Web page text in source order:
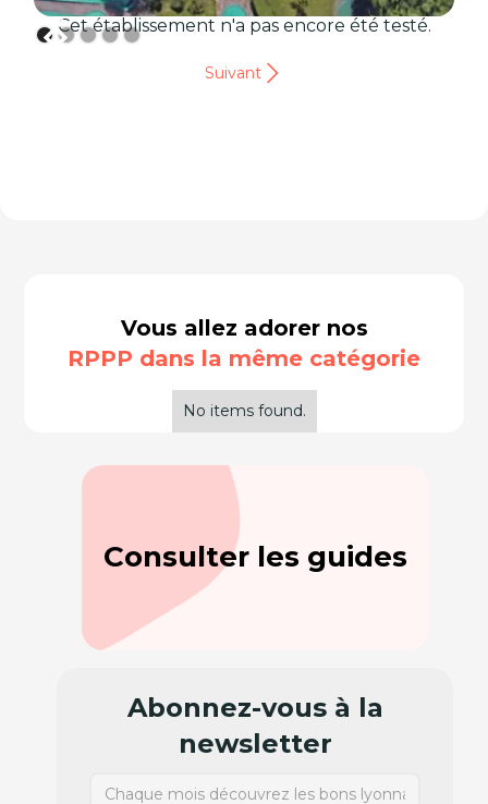
Cet établissement n'a pas encore été testé.
Suivant
Vous allez adorer nos
RPPP dans la même catégorie
No items found.
Consulter les guides
Abonnez-vous à la
newsletter